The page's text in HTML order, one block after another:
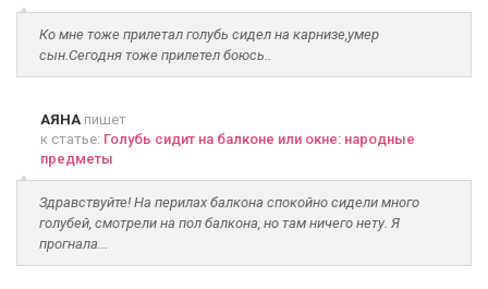
Ко мне тоже прилетал голубь сидел на карнизе,умер
сын.Сегодня тоже прилетел боюсь..
АЯНА пишет
к статье: Голубь сидит на балконе или окне: народные
предметы
Здравствуйте! На перилах балкона спокойно сидели много
голубей, смотрели на пол балкона, но там ничего нету. Я
прогнала...